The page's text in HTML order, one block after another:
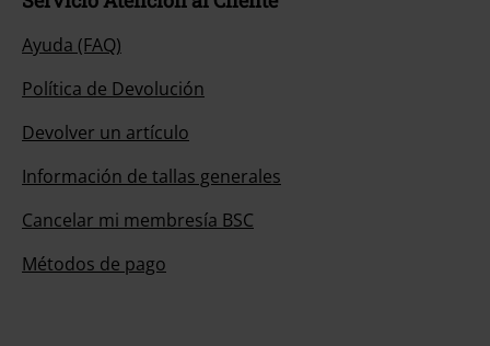
Ayuda (FAQ)
Política de Devolución
Devolver un artículo
Información de tallas generales
Cancelar mi membresía BSC
Métodos de pago